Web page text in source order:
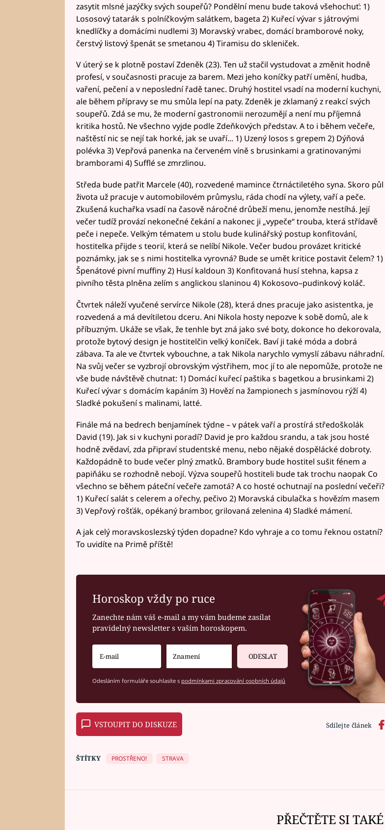
zasytit mlsné jazýčky svých soupeřů? Pondělní menu bude taková všehochuť: 1)
Lososový tatarák s polníčkovým salátkem, bageta 2) Kuřecí vývar s játrovými
knedlíčky a domácími nudlemi 3) Moravský vrabec, domácí bramborové noky,
čerstvý listový špenát se smetanou 4) Tiramisu do skleniček.
V úterý se k plotně postaví Zdeněk (23). Ten už stačil vystudovat a změnit hodně
profesí, v současnosti pracuje za barem. Mezi jeho koníčky patří umění, hudba,
vaření, pečení a v neposlední řadě tanec. Druhý hostitel vsadí na moderní kuchyni,
ale během přípravy se mu smůla lepí na paty. Zdeněk je zklamaný z reakcí svých
soupeřů. Zdá se mu, že moderní gastronomii nerozumějí a není mu příjemná
kritika hostů. Ne všechno vyjde podle Zdeňkových představ. A to i během večeře,
naštěstí nic se nejí tak horké, jak se uvaří... 1) Uzený losos s grepem 2) Dýňová
polévka 3) Vepřová panenka na červeném víně s brusinkami a gratinovanými
bramborami 4) Sufflé se zmrzlinou.
Středa bude patřit Marcele (40), rozvedené mamince čtrnáctiletého syna. Skoro půl
života už pracuje v automobilovém průmyslu, ráda chodí na výlety, vaří a peče.
Zkušená kuchařka vsadí na časově náročné drůbeží menu, jenomže nestíhá. Její
večer tudíž provází nekonečné čekání a nakonec ji „vypeče“ trouba, která střídavě
peče i nepeče. Velkým tématem u stolu bude kulinářský postup konfitování,
hostitelka přijde s teorií, která se nelíbí Nikole. Večer budou provázet kritické
poznámky, jak se s nimi hostitelka vyrovná? Bude se umět kritice postavit čelem? 1)
Špenátové pivní muffiny 2) Husí kaldoun 3) Konfitovaná husí stehna, kapsa z
pivního těsta plněna zelím s anglickou slaninou 4) Kokosovo–pudinkový koláč.
Čtvrtek náleží vyučené servírce Nikole (28), která dnes pracuje jako asistentka, je
rozvedená a má devítiletou dceru. Ani Nikola hosty nepozve k sobě domů, ale k
příbuzným. Ukáže se však, že tenhle byt zná jako své boty, dokonce ho dekorovala,
protože bytový design je hostitelčin velký koníček. Baví ji také móda a dobrá
zábava. Ta ale ve čtvrtek vybouchne, a tak Nikola narychlo vymyslí zábavu náhradní.
Na svůj večer se vyzbrojí obrovským výstřihem, moc jí to ale nepomůže, protože ne
vše bude návštěvě chutnat: 1) Domácí kuřecí paštika s bagetkou a brusinkami 2)
Kuřecí vývar s domácím kapáním 3) Hovězí na žampionech s jasmínovou rýží 4)
Sladké pokušení s malinami, latté.
Finále má na bedrech benjamínek týdne – v pátek vaří a prostírá středoškolák
David (19). Jak si v kuchyni poradí? David je pro každou srandu, a tak jsou hosté
hodně zvědaví, zda připraví studentské menu, nebo nějaké dospělácké dobroty.
Každopádně to bude večer plný zmatků. Brambory bude hostitel sušit fénem a
papiňáku se rozhodně nebojí. Výzva soupeřů hostiteli bude tak trochu naopak Co
všechno se během páteční večeře zamotá? A co hosté ochutnají na poslední večeři?
1) Kuřecí salát s celerem a ořechy, pečivo 2) Moravská cibulačka s hovězím masem
3) Vepřový rošťák, opékaný brambor, grilovaná zelenina 4) Sladké mámení.
A jak celý moravskoslezský týden dopadne? Kdo vyhraje a co tomu řeknou ostatní?
To uvidíte na Primě příště!
Horoskop vždy po ruce
Zanechte nám váš e-mail a my vám budeme zasílat
pravidelný newsletter s vaším horoskopem.
ODESLAT
Odesláním formuláře souhlasíte s podmínkami zpracování osobních údajů
VSTOUPIT DO DISKUZE Sdílejte článek
ŠTÍTKY PROSTŘENO! STRAVA
PŘEČTĚTE SI TAKÉ